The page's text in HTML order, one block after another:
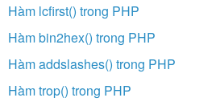
Hàm lcfirst() trong PHP
Hàm bin2hex() trong PHP
Hàm addslashes() trong PHP
Hàm trop() trong PHP